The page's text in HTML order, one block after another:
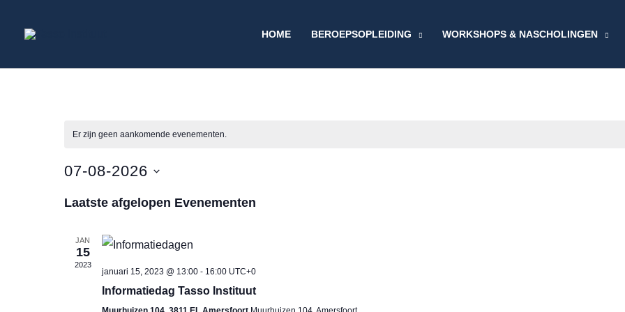
inhoud
HOME BEROEPSOPLEIDING WORKSHOPS & NASCHOLINGEN
Er zijn geen aankomende evenementen.
07-08-2026
Laatste afgelopen Evenementen
JAN
15
2023
januari 15, 2023 @ 13:00- 16:00 UTC+0
Informatiedag Tasso Instituut